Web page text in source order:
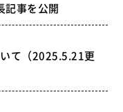
記事を公開
て（2025.5.21更